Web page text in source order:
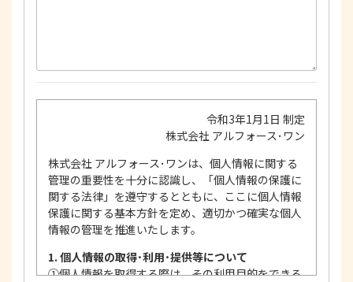
令和3年1月1日 制定
株式会社 アルフォース･ワン
株式会社 アルフォース･ワンは、個人情報に関する
管理の重要性を十分に認識し、「個人情報の保護に
関する法律」を遵守するとともに、ここに個人情報
保護に関する基本方針を定め、適切かつ確実な個人
情報の管理を推進いたします。
1. 個人情報の取得･利用･提供等について
①個人情報を取得する際は、その利用目的をできる